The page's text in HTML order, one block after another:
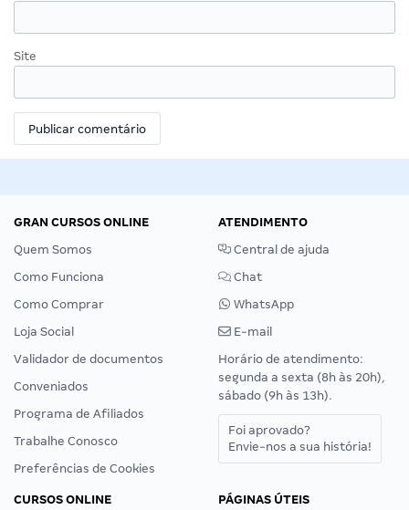
Site
GRAN CURSOS ONLINE
Quem Somos
Como Funciona
Como Comprar
Loja Social
Validador de documentos
Conveniados
Programa de Afiliados
Trabalhe Conosco
Preferências de Cookies
ATENDIMENTO
Central de ajuda
Chat
WhatsApp
E-mail
Horário de atendimento:
segunda a sexta (8h às 20h),
sábado (9h às 13h).
Foi aprovado?
Envie-nos a sua história!
CURSOS ONLINE
PÁGINAS ÚTEIS